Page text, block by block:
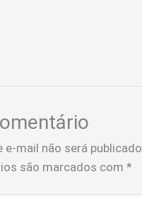
e-mail não será publicado.
são marcados com *